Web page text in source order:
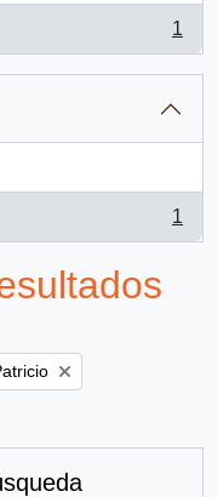
1
1